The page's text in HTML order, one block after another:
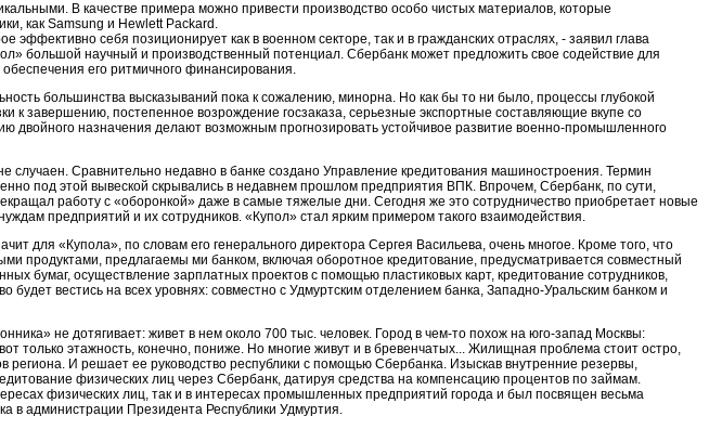
В качестве примера можно привести производство особо чистых материалов, которые
как Samsung и Hewlett Packard.
эффективно себя позиционирует как в военном секторе, так и в гражданских отраслях, - заявил глава
большой научный и производственный потенциал. Сбербанк может предложить свое содействие для
его ритмичного финансирования.
большинства высказываний пока к сожалению, минорна. Но как бы то ни было, процессы глубокой
к завершению, постепенное возрождение госзаказа, серьезные экспортные составляющие вкупе со
двойного назначения делают возможным прогнозировать устойчивое развитие военно-промышленного
случаен. Сравнительно недавно в банке создано Управление кредитования машиностроения. Термин
под этой вывеской скрывались в недавнем прошлом предприятия ВПК. Впрочем, Сбербанк, по сути,
работу с «оборонкой» даже в самые тяжелые дни. Сегодня же это сотрудничество приобретает новые
предприятий и их сотрудников. «Купол» стал ярким примером такого взаимодействия.
для «Купола», по словам его генерального директора Сергея Васильева, очень многое. Кроме того, что
продуктами, предлагаемы ми банком, включая оборотное кредитование, предусматривается совместный
бумаг, осуществление зарплатных проектов с помощью пластиковых карт, кредитование сотрудников,
вестись на всех уровнях: совместно с Удмуртским отделением банка, Западно-Уральским банком и
не дотягивает: живет в нем около 700 тыс. человек. Город в чем-то похож на юго-запад Москвы:
только этажность, конечно, пониже. Но многие живут и в бревенчатых... Жилищная проблема стоит остро,
региона. И решает ее руководство республики с помощью Сбербанка. Изыскав внутренние резервы,
физических лиц через Сбербанк, датируя средства на компенсацию процентов по займам.
физических лиц, так и в интересах промышленных предприятий города и был посвящен весьма
в администрации Президента Республики Удмуртия.